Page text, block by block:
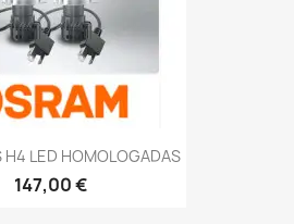
H4 LED HOMOLOGADAS
147,00 €